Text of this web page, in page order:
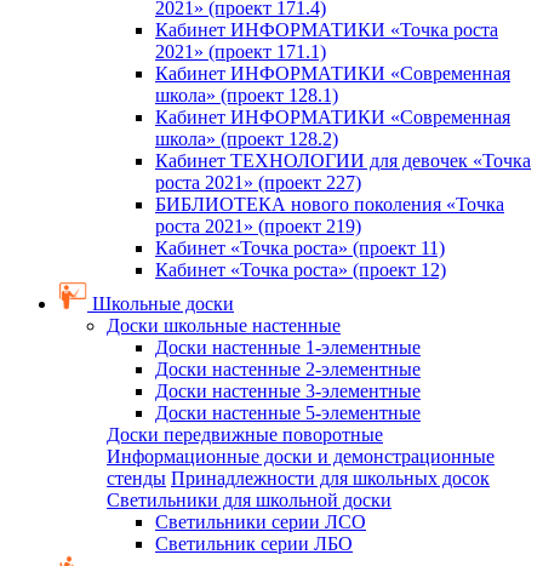
2021» (проект 171.4)
Кабинет ИНФОРМАТИКИ «Точка роста
2021» (проект 171.1)
Кабинет ИНФОРМАТИКИ «Современная
школа» (проект 128.1)
Кабинет ИНФОРМАТИКИ «Современная
школа» (проект 128.2)
Кабинет ТЕХНОЛОГИИ для девочек «Точка
роста 2021» (проект 227)
БИБЛИОТЕКА нового поколения «Точка
роста 2021» (проект 219)
Кабинет «Точка роста» (проект 11)
Кабинет «Точка роста» (проект 12)
Школьные доски
Доски школьные настенные
Доски настенные 1-элементные
Доски настенные 2-элементные
Доски настенные 3-элементные
Доски настенные 5-элементные
Доски передвижные поворотные
Информационные доски и демонстрационные
стенды Принадлежности для школьных досок
Светильники для школьной доски
Светильники серии ЛСО
Светильник серии ЛБО